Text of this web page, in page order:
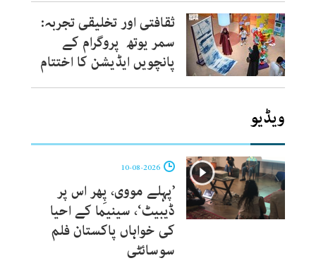
ثقافتی اور تخلیقی تجربہ:
سمر یوتھ پروگرام کے
پانچویں ایڈیشن کا اختتام
ویڈیو
’پہلے مووی، پِھر اس پر
ڈیبیٹ‘، سینیما کے احیا
کی خواہاں پاکستان فلم
سوسائٹی